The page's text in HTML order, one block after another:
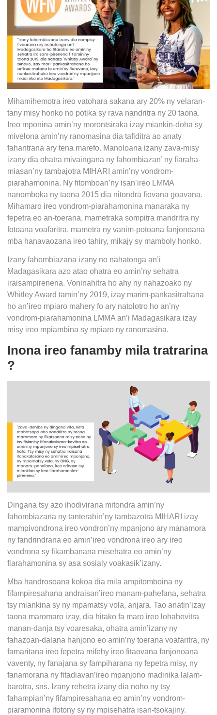
Mihamihemotra ireo vatohara sakana ary 20% ny velaran-
tany misy honko no potika sy rava nandritra ny 20 taona.
Ireo mponina amin’ny morontsiraka izay miankin-doha sy
mivelona amin’ny ranomasina dia tafiditra ao anaty
fahantrana ary tena marefo. Manoloana izany zava-misy
izany dia ohatra mivaingana ny fahombiazan’ ny fiaraha-
miasan’ny tambajotra MIHARI amin’ny vondrom-
piarahamonina. Ny fitomboan’ny isan’ireo LMMA
nanomboka ny taona 2015 dia nitondra fiovana goavana.
Mihamaro ireo vondrom-piarahamonina manaraka ny
fepetra eo an-toerana, mametraka sompitra mandritra ny
fotoana voafaritra, mametra ny vanim-potoana fanjonoana
mba hanavaozana ireo tahiry, mikajy sy mamboly honko.
Izany fahombiazana izany no nahatonga an’i
Madagasikara azo atao ohatra eo amin’ny sehatra
iraisampirenena. Voninahitra ho ahy ny nahazoako ny
Whitley Award tamin’ny 2019, izay marim-pankasitrahana
ho an’ireo mpiaro mahery fo ary natolotro ho an’ny
vondrom-piarahamonina LMMA an’i Madagasikara izay
misy ireo mpiambina sy mpiaro ny ranomasina.
Inona ireo fanamby mila tratrarina
?
Dingana tsy azo ihodivirana mitondra amin’ny
fahombiazana ny tanterahin’ny tambazotra MIHARI izay
mampivondrona ireo vondron’ny mpanjono ary manamora
ny fandrindrana eo amin’ireo vondrona ireo ary ireo
vondrona sy fikambanana misehatra eo amin’ny
fiarahamonina sy asa sosialy voakasik’izany.
Mba handrosoana kokoa dia mila ampitomboina ny
fifampiresahana andraisan’ireo manam-pahefana, sehatra
tsy miankina sy ny mpamatsy vola, anjara. Tao anatin’izay
taona maromaro izay, dia hitako fa maro ireo lohahevitra
manan-danja tsy voaresaka, ohatra amin’izany ny
fahazoan-dalana hanjono eo amin’ny toerana voafaritra, ny
famaritana ireo fepetra mifehy ireo fitaovana fanjonoana
vaventy, ny fanajana sy fampiharana ny fepetra misy, ny
fanamorana ny fitadiavan’ireo mpanjono madinika lalam-
barotra, sns. Izany rehetra izany dia noho ny tsy
fahampian’ny fifampiresahana eo amin’ny vondrom-
piaramonina ifotony sy ny mpisehatra isan-tsokajiny.